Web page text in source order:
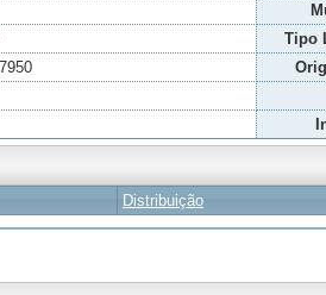
Tipo
Distribuição